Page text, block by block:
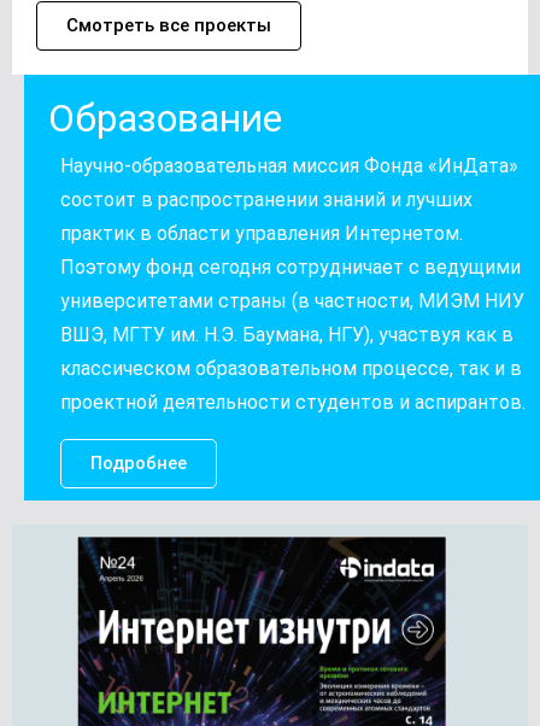
Смотреть все проекты
Образование
Научно-образовательная миссия Фонда «ИнДата»
состоит в распространении знаний и лучших
практик в области управления Интернетом.
Поэтому фонд сегодня сотрудничает с ведущими
университетами страны (в частности, МИЭМ НИУ
ВШЭ, МГТУ им. Н.Э. Баумана, НГУ), участвуя как в
классическом образовательном процессе, так и в
проектной деятельности студентов и аспирантов.
Подробнее